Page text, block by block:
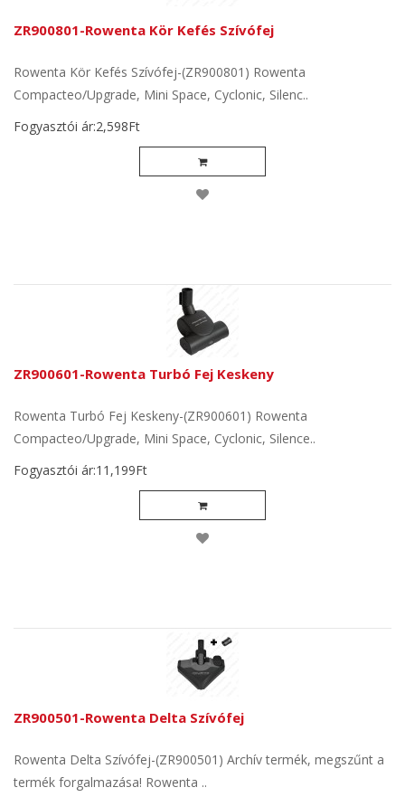
ZR900801-Rowenta Kör Kefés Szívófej
Rowenta Kör Kefés Szívófej-(ZR900801) Rowenta
Compacteo/Upgrade, Mini Space, Cyclonic, Silenc..
Fogyasztói ár:2,598Ft
ZR900601-Rowenta Turbó Fej Keskeny
Rowenta Turbó Fej Keskeny-(ZR900601) Rowenta
Compacteo/Upgrade, Mini Space, Cyclonic, Silence..
Fogyasztói ár:11,199Ft
ZR900501-Rowenta Delta Szívófej
Rowenta Delta Szívófej-(ZR900501) Archív termék, megszűnt a
termék forgalmazása! Rowenta ..